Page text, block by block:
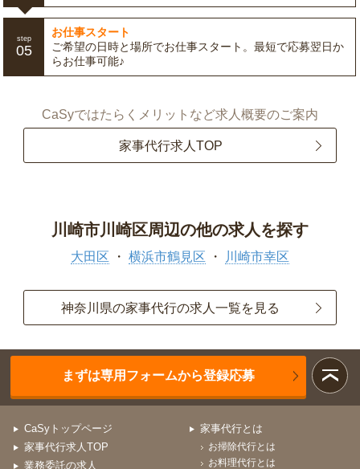
step
05
お仕事スタート
ご希望の日時と場所でお仕事スタート。最短で応募翌日か
らお仕事可能♪
CaSyではたらくメリットなど求人概要のご案内
家事代行求人TOP
川崎市川崎区周辺の他の求人を探す
大田区 横浜市鶴見区 川崎市幸区
神奈川県の家事代行の求人一覧を見る
まずは専用フォームから登録応募
CaSyトップページ
家事代行求人TOP
業務委託の求人
家事代行とは
お掃除代行とは
お料理代行とは